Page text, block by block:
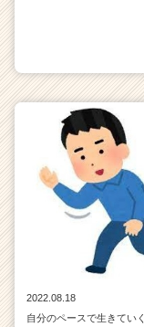
2022.08.18
自分のペースで生きていく